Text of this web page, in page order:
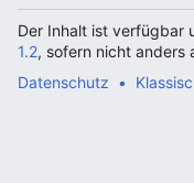
Der Inhalt ist verfügbar
1.2, sofern nicht anders
Datenschutz